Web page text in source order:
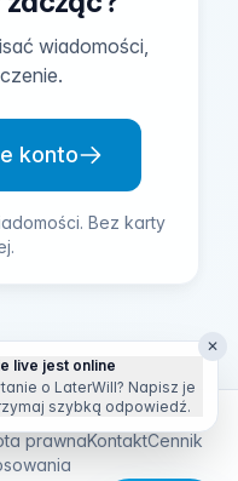
wiadomości,
konto
Bez karty
prawnaKontaktCennik
✕
live jest online
o LaterWill? Napisz je
szybką odpowiedź.